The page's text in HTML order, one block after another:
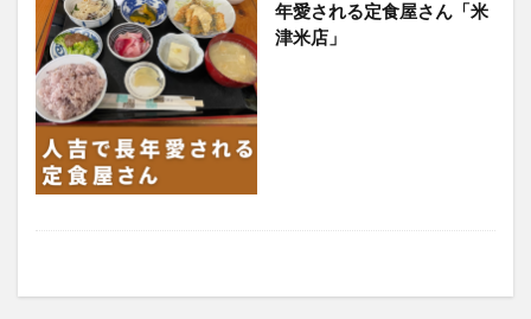
年愛される定食屋さん「米
津米店」